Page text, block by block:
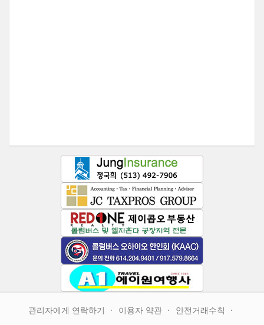
관리자에게 연락하기 이용자 약관 안전거래수칙